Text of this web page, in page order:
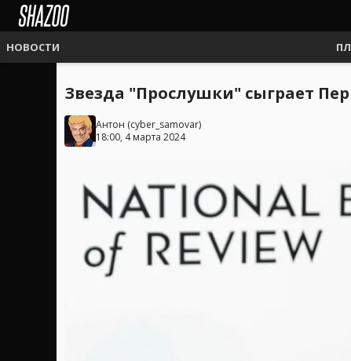
НОВОСТИ
Звезда "Прослушки" сыграет
Антон (cyber_samovar)
18:00, 4 марта 2024